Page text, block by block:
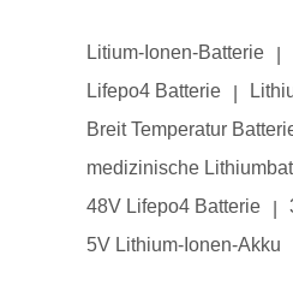
Litium-Ionen-Batterie
Lifepo4 Batterie
Breit Temperatur
medizinische
48V Lifepo4 Batterie
5V Lithium-Ionen-Akku